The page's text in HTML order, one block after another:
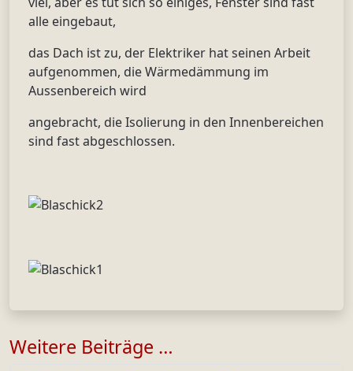
alle eingebaut,
das Dach ist zu, der Elektriker hat seinen Arbeit
aufgenommen, die Wärmedämmung im
Aussenbereich wird
angebracht, die Isolierung in den Innenbereichen
sind fast abgeschlossen.
Weitere Beiträge …